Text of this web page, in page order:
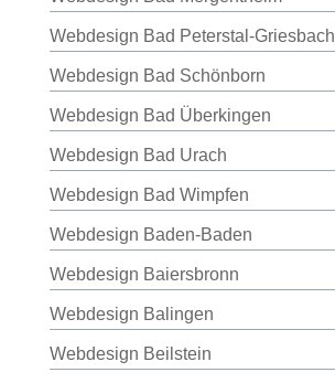
Webdesign Bad Peterstal-Griesbach
Webdesign Bad Schönborn
Webdesign Bad Überkingen
Webdesign Bad Urach
Webdesign Bad Wimpfen
Webdesign Baden-Baden
Webdesign Baiersbronn
Webdesign Balingen
Webdesign Beilstein